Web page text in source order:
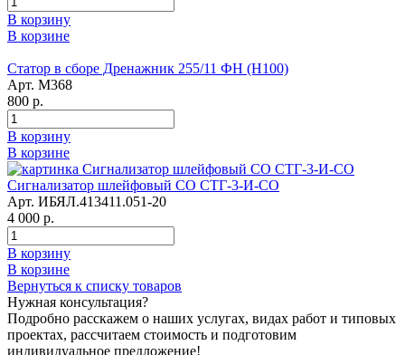
В корзину
В корзине
Статор в сборе Дренажник 255/11 ФН (Н100)
Арт. М368
800 р.
В корзину
В корзине
Сигнализатор шлейфовый СО СТГ-3-И-СО
Арт. ИБЯЛ.413411.051-20
4 000 р.
В корзину
В корзине
Вернуться к списку товаров
Нужная консультация?
Подробно расскажем о наших услугах, видах работ и типовых
проектах, рассчитаем стоимость и подготовим
индивидуальное предложение!